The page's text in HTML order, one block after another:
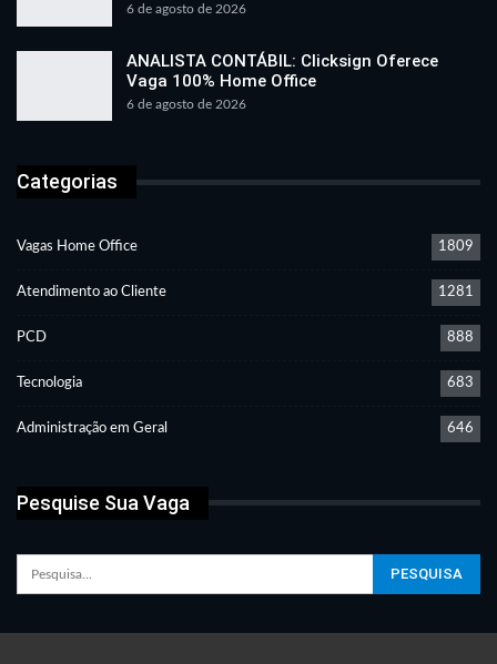
6 de agosto de 2026
ANALISTA CONTÁBIL: Clicksign Oferece
Vaga 100% Home Office
6 de agosto de 2026
Categorias
Vagas Home Office 1809
Atendimento ao Cliente 1281
PCD 888
Tecnologia 683
Administração em Geral 646
Pesquise Sua Vaga